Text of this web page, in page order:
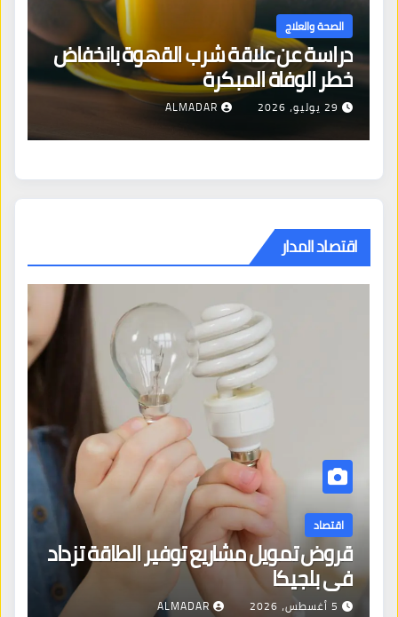
الصحة والعلاج
دراسة عن علاقة شرب القهوة بانخفاض
خطر الوفاة المبكرة
29 يوليو، 2026 ALMADAR
اقتصاد المدار
اقتصاد
قروض تمويل مشاريع توفير الطاقة تزداد
في بلجيكا
5 أغسطس، 2026 ALMADAR